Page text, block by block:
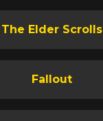
The Elder Scrolls
Fallout